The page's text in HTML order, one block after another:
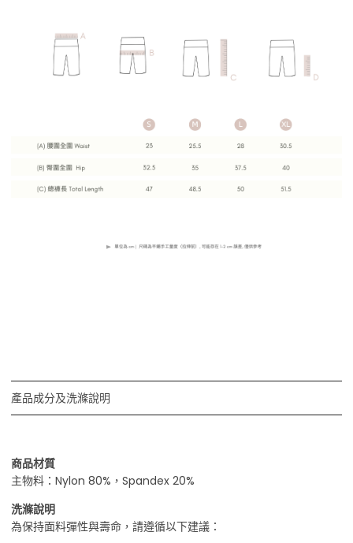
產品成分及洗滌說明
商品材質
主物料：Nylon 80%，Spandex 20%
洗滌說明
為保持面料彈性與壽命，請遵循以下建議：